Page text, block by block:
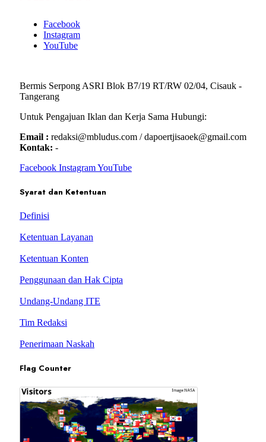
Facebook
Instagram
YouTube
Bermis Serpong ASRI Blok B7/19 RT/RW 02/04, Cisauk -
Tangerang
Untuk Pengajuan Iklan dan Kerja Sama Hubungi:
Email : redaksi@mbludus.com / dapoertjisaoek@gmail.com
Kontak: -
Facebook InstagramYouTube
Syarat dan Ketentuan
Definisi
Ketentuan Layanan
Ketentuan Konten
Penggunaan dan Hak Cipta
Undang-Undang ITE
Tim Redaksi
Penerimaan Naskah
Flag Counter